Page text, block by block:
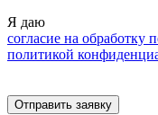
Я даю
согласие на обработку
политикой